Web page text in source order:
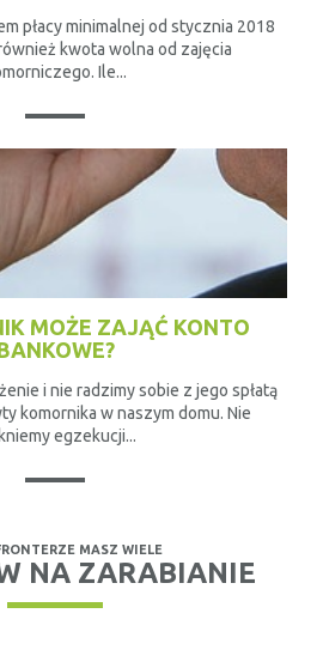
płacy minimalnej od stycznia 2018
kwota wolna od zajęcia
Ile...
MOŻE ZAJĄĆ KONTO
i nie radzimy sobie z jego spłatą
komornika w naszym domu. Nie
egzekucji...
MASZ WIELE
NA ZARABIANIE